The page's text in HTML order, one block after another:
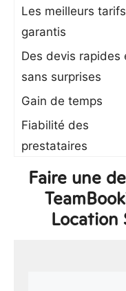
Les meilleurs tarifs
garantis
Des devis rapides
sans surprises
Gain de temps
Fiabilité des
prestataires
Faire une
Location